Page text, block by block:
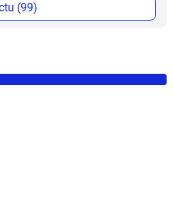
(99)